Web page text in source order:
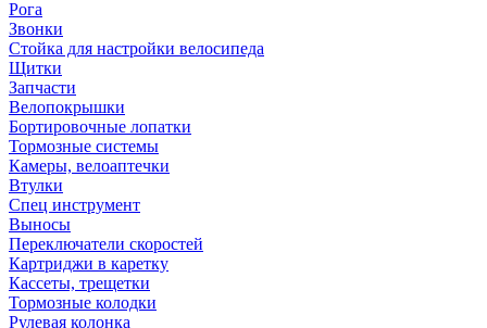
Рога
Звонки
Стойка для настройки велосипеда
Щитки
Запчасти
Велопокрышки
Бортировочные лопатки
Тормозные системы
Камеры, велоаптечки
Втулки
Спец инструмент
Выносы
Переключатели скоростей
Картриджи в каретку
Кассеты, трещетки
Тормозные колодки
Рулевая колонка